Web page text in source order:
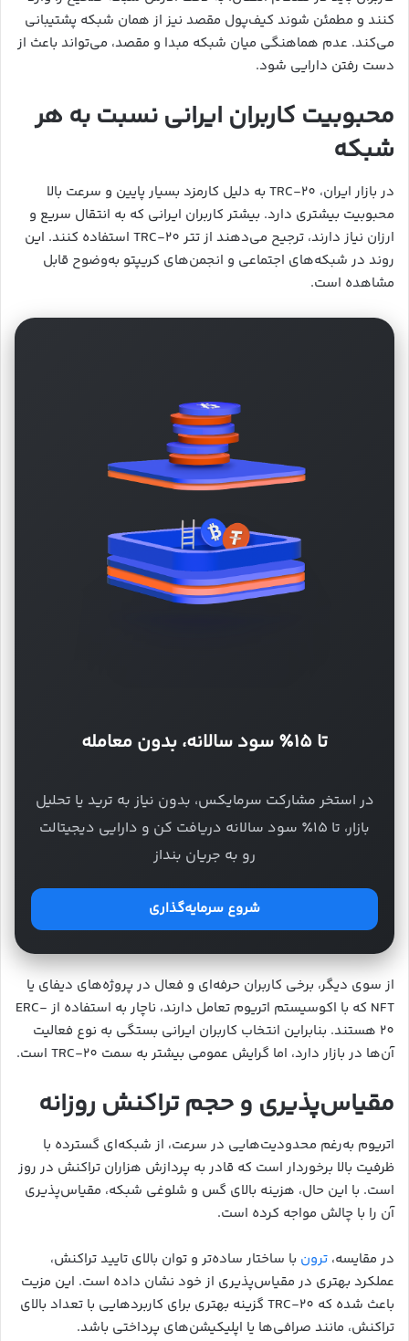
کنند و مطمئن شوند کیف‌پول مقصد نیز از همان شبکه پشتیبانی
می‌کند. عدم هماهنگی میان شبکه مبدا و مقصد، می‌تواند باعث از
دست رفتن دارایی شود.
محبوبیت کاربران ایرانی نسبت به هر
شبکه
در بازار ایران، TRC-20 به دلیل کارمزد بسیار پایین و سرعت بالا
محبوبیت بیشتری دارد. بیشتر کاربران ایرانی که به انتقال سریع و
ارزان نیاز دارند، ترجیح می‌دهند از تتر TRC-20 استفاده کنند. این
روند در شبکه‌های اجتماعی و انجمن‌های کریپتو به‌وضوح قابل
مشاهده است.
تا ۱۵٪ سود سالانه، بدون معامله
در استخر مشارکت سرمایکس، بدون نیاز به ترید یا تحلیل
بازار، تا ۱۵٪ سود سالانه دریافت کن و دارایی دیجیتالت
رو به جریان بنداز
شروع سرمایه‌گذاری
از سوی دیگر، برخی کاربران حرفه‌ای و فعال در پروژه‌های دیفای یا
NFT که با اکوسیستم اتریوم تعامل دارند، ناچار به استفاده از ERC-
20 هستند. بنابراین انتخاب کاربران ایرانی بستگی به نوع فعالیت
آن‌ها در بازار دارد، اما گرایش عمومی بیشتر به سمت TRC-20 است.
مقیاس‌پذیری و حجم تراکنش روزانه
اتریوم به‌رغم محدودیت‌هایی در سرعت، از شبکه‌ای گسترده با
ظرفیت بالا برخوردار است که قادر به پردازش هزاران تراکنش در روز
است. با این حال، هزینه بالای گس و شلوغی شبکه، مقیاس‌پذیری
آن را با چالش مواجه کرده است.
در مقایسه، ترون با ساختار ساده‌تر و توان بالای تایید تراکنش،
عملکرد بهتری در مقیاس‌پذیری از خود نشان داده است. این مزیت
باعث شده که TRC-20 گزینه بهتری برای کاربردهایی با تعداد بالای
تراکنش، مانند صرافی‌ها یا اپلیکیشن‌های پرداختی باشد.